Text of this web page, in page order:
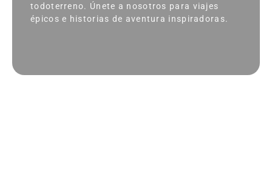
todoterreno. Únete a nosotros para viajes
épicos e historias de aventura inspiradoras.